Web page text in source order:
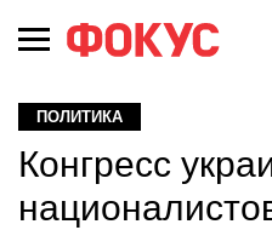
ПОЛИТИКА
Конгресс